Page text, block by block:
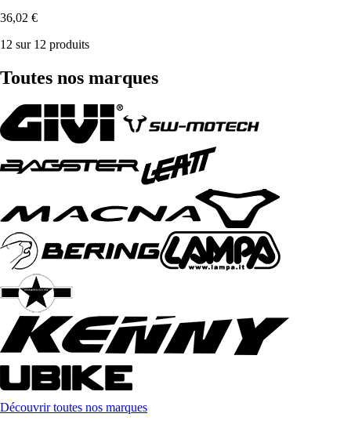
36,02 €
12 sur 12 produits
Toutes nos marques
Découvrir toutes nos marques